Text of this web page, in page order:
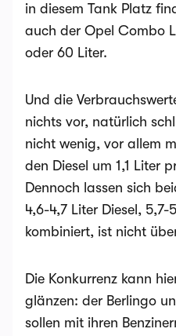
in diesem Tank Platz
auch der Opel Combo
oder 60 Liter.
Und die
nichts vor, natürlich
nicht wenig, vor allem
den Diesel um 1,1 Liter
Dennoch lassen sich
4,6-4,7 Liter Diesel, 5,7-
kombiniert, ist nicht
Die Konkurrenz kann
glänzen: der Berlingo
sollen mit ihren